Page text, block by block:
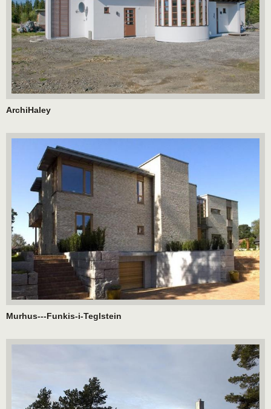
ArchiHaley
Murhus---Funkis-i-Teglstein